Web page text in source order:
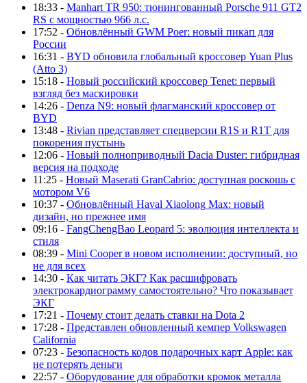
18:33 - Manhart TR 950: тюнингованный Porsche 911 GT2
RS с мощностью 966 л.с.
17:52 - Обновлённый GWM Poer: новый пикап для
России
16:31 - BYD обновила глобальный кроссовер Yuan Plus
(Atto 3)
15:18 - Новый российский кроссовер Tenet: первый
взгляд без маскировки
14:26 - Denza N9: новый флагманский кроссовер от
BYD
13:48 - Rivian представляет спецверсии R1S и R1T для
покорения пустынь
12:06 - Новый полноприводный Dacia Duster: гибридная
версия на подходе
11:25 - Новый Maserati GranCabrio: доступная роскошь с
мотором V6
10:37 - Обновлённый Haval Xiaolong Max: новый
дизайн, но прежнее имя
09:16 - FangChengBao Leopard 5: эволюция интеллекта и
стиля
08:39 - Mini Cooper в новом исполнении: доступный, но
не для всех
14:30 - Как читать ЭКГ? Как расшифровать
электрокардиограмму самостоятельно? Что показывает
ЭКГ
17:21 - Почему стоит делать ставки на Dota 2
17:28 - Представлен обновленный кемпер Volkswagen
California
07:23 - Безопасность кодов подарочных карт Apple: как
не потерять деньги
22:57 - Оборудование для обработки кромок металла